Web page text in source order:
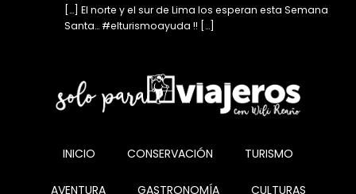
[…] El norte y el sur de Lima los esperan esta Semana
Santa… #elturismoayuda !! […]
INICIO CONSERVACIÓN TURISMO
AVENTURA GASTRONOMÍA CULTURAS